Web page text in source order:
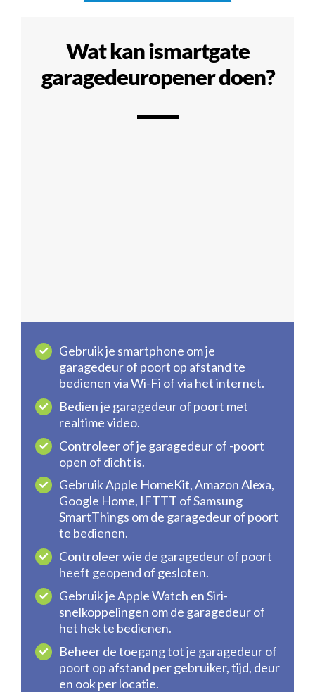
Wat kan ismartgate
garagedeuropener doen?
Gebruik je smartphone om je
garagedeur of poort op afstand te
bedienen via Wi-Fi of via het internet.
Bedien je garagedeur of poort met
realtime video.
Controleer of je garagedeur of -poort
open of dicht is.
Gebruik Apple HomeKit, Amazon Alexa,
Google Home, IFTTT of Samsung
SmartThings om de garagedeur of poort
te bedienen.
Controleer wie de garagedeur of poort
heeft geopend of gesloten.
Gebruik je Apple Watch en Siri-
snelkoppelingen om de garagedeur of
het hek te bedienen.
Beheer de toegang tot je garagedeur of
poort op afstand per gebruiker, tijd, deur
en ook per locatie.